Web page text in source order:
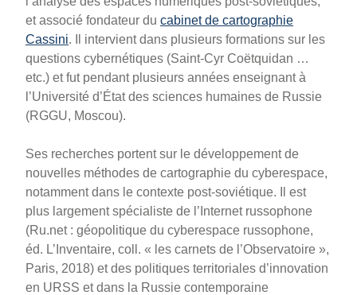
et associé fondateur du cabinet de cartographie
Cassini. Il intervient dans plusieurs formations sur les
questions cybernétiques (Saint-Cyr Coëtquidan …
etc.) et fut pendant plusieurs années enseignant à
l’Université d’État des sciences humaines de Russie
(RGGU, Moscou).
Ses recherches portent sur le développement de
nouvelles méthodes de cartographie du cyberespace,
notamment dans le contexte post-soviétique. Il est
plus largement spécialiste de l’Internet russophone
(Ru.net : géopolitique du cyberespace russophone,
éd. L’Inventaire, coll. « les carnets de l’Observatoire »,
Paris, 2018) et des politiques territoriales d’innovation
en URSS et dans la Russie contemporaine